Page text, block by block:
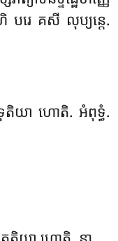
បរេ គសី លុប្យន្តេ.
តិយា ហោតិ. អំពុទ្ធំ.